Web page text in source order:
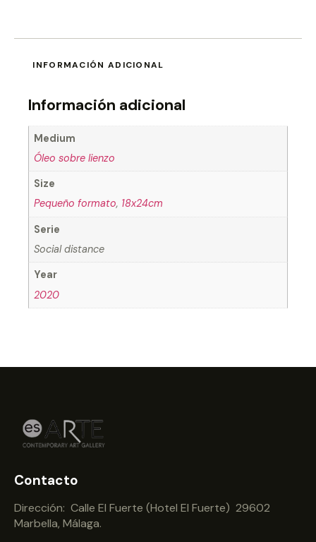
INFORMACIÓN ADICIONAL
Información adicional
Medium
Óleo sobre lienzo
Size
Pequeño formato, 18x24cm
Serie
Social distance
Year
2020
Contacto
Dirección: Calle El Fuerte (Hotel El Fuerte) 29602
Marbella, Málaga.